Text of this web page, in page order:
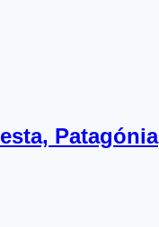
Patagónia